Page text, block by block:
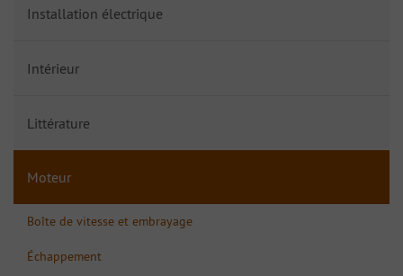
Installation électrique
Intérieur
Littérature
Moteur
Boîte de vitesse et embrayage
Échappement